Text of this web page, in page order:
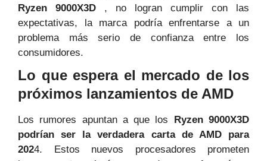
Ryzen 9000X3D , no logran cumplir con las
expectativas, la marca podría enfrentarse a un
problema más serio de confianza entre los
consumidores.
Lo que espera el mercado de los
próximos lanzamientos de AMD
Los rumores apuntan a que los
Ryzen 9000X3D
podrían ser la verdadera carta de AMD para
2024. Estos nuevos procesadores prometen